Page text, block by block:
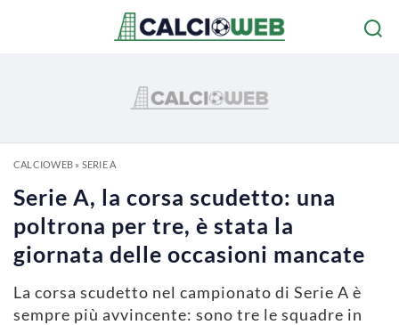
CALCIOWEB» SERIE A
Serie A, la corsa scudetto: una
poltrona per tre, è stata la
giornata delle occasioni mancate
La corsa scudetto nel campionato di Serie A è
sempre più avvincente: sono tre le squadre in